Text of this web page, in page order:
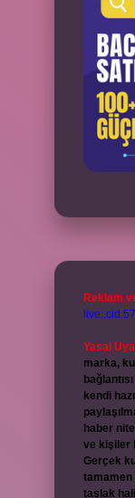
Reklam
Yasal
marka,
kendi
haber
ve kişiler
Gerçek
tamamen
taslak